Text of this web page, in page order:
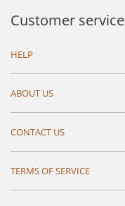
Customer service
HELP
ABOUT US
CONTACT US
TERMS OF SERVICE